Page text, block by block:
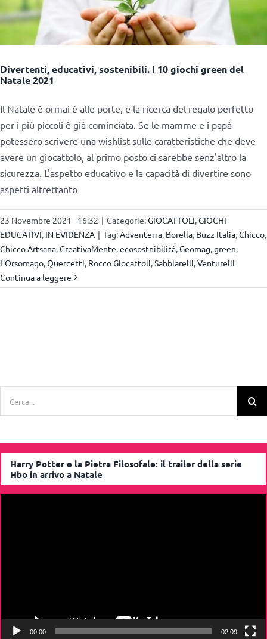
Divertenti, educativi, sostenibili. I 10 giochi green del
Natale 2021
Il Natale è ormai è alle porte, e la ricerca del regalo perfetto
per i più piccoli è già cominciata. Se le mamme e i papà
potessero scrivere una wishlist sulle caratteristiche che deve
avere un giocattolo, al primo posto ci sarebbe senz'altro la
sicurezza. L'aspetto educativo e la capacità di divertire sono
aspetti altrettanto
23 Novembre 2021 - 16:32 | Categorie:GIOCATTOLI,GIOCHI
EDUCATIVI, IN EVIDENZA | Tag:Adventerra, Borella, Buzz Italia,Chicco,
Chicco Artsana,CreativaMente,ecosostnibilità,Geomag,green,
L'Orsomago,Quercetti, Rocco Giocattoli,Sabbiarelli,Venturelli
Continua a leggere
Harry Potter e la Pietra Filosofale: il trailer della serie
Hbo in arrivo a Natale
00:00 02:09